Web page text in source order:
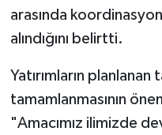
arasında
alındığını belirtti.
Yatırımların
tamamlanmasının
"Amacımız ilimizde